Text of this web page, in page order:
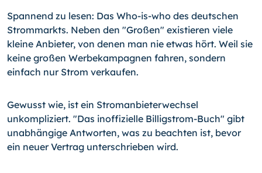
Spannend zu lesen: Das Who-is-who des deutschen
Strommarkts. Neben den "Großen" existieren viele
kleine Anbieter, von denen man nie etwas hört. Weil sie
keine großen Werbekampagnen fahren, sondern
einfach nur Strom verkaufen.
Gewusst wie, ist ein Stromanbieterwechsel
unkompliziert. "Das inoffizielle Billigstrom-Buch" gibt
unabhängige Antworten, was zu beachten ist, bevor
ein neuer Vertrag unterschrieben wird.